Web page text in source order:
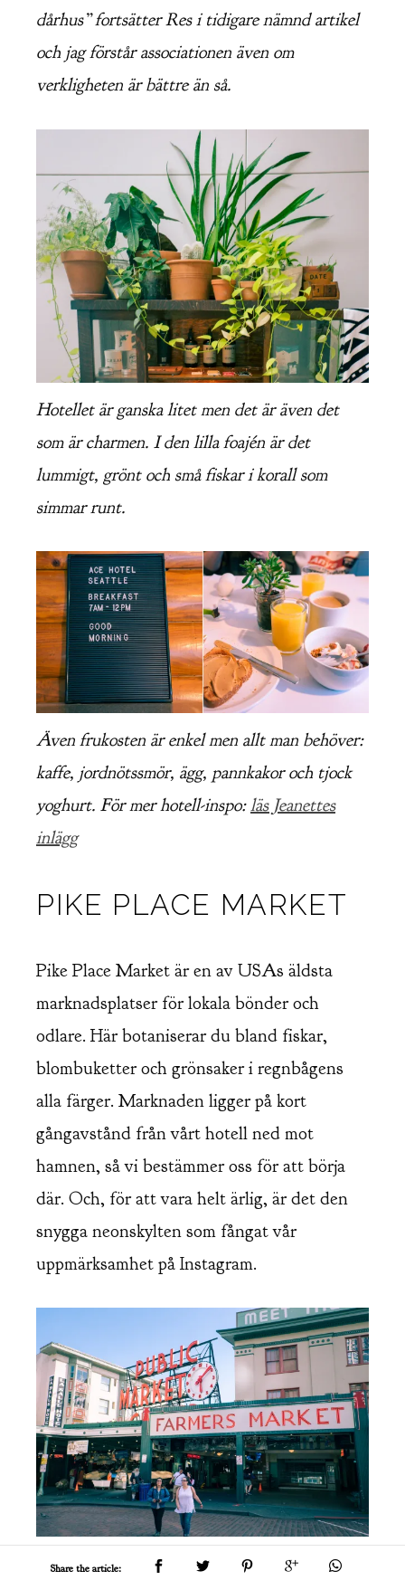
Share the article:
dårhus” fortsätter Res i tidigare nämnd artikel
och jag förstår associationen även om
verkligheten är bättre än så.
Hotellet är ganska litet men det är även det
som är charmen. I den lilla foajén är det
lummigt, grönt och små fiskar i korall som
simmar runt.
Även frukosten är enkel men allt man behöver:
kaffe, jordnötssmör, ägg, pannkakor och tjock
yoghurt. För mer hotell-inspo:läs Jeanettes
inlägg
PIKE PLACE MARKET
Pike Place Market är en av USAs äldsta
marknadsplatser för lokala bönder och
odlare. Här botaniserar du bland fiskar,
blombuketter och grönsaker i regnbågens
alla färger. Marknaden ligger på kort
gångavstånd från vårt hotell ned mot
hamnen, så vi bestämmer oss för att börja
där. Och, för att vara helt ärlig, är det den
snygga neonskylten som fångat vår
uppmärksamhet på Instagram.